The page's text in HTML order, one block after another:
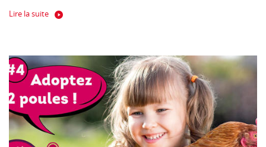
Lire la suite